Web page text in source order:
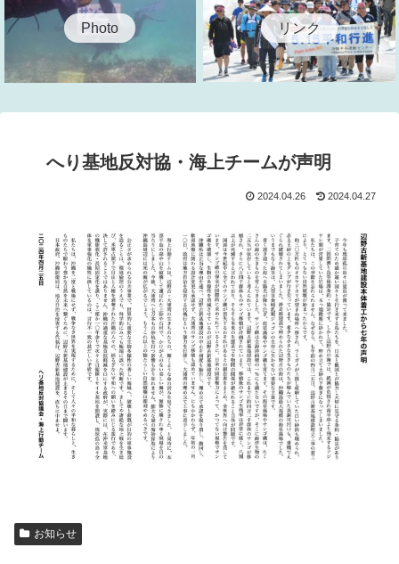
Photo リンク
へり基地反対協・海上チームが声明
2024.04.26 2024.04.27
お知らせ